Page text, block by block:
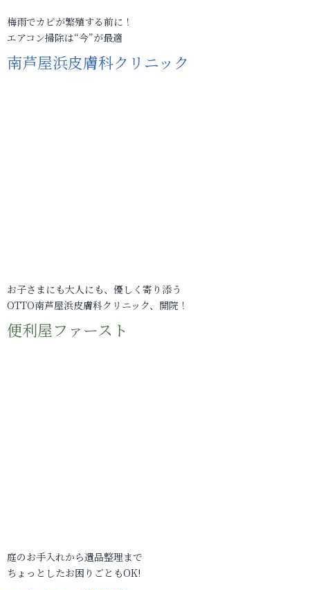
梅雨でカビが繁殖する前に！
エアコン掃除は“今”が最適
南芦屋浜皮膚科クリニック
お子さまにも大人にも、優しく寄り添う
OTTO南芦屋浜皮膚科クリニック、開院！
便利屋ファースト
庭のお手入れから遺品整理まで
ちょっとしたお困りごともOK!